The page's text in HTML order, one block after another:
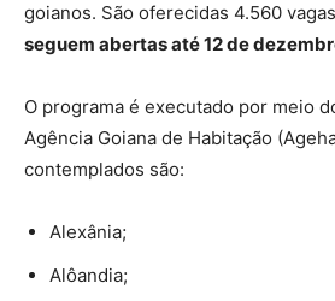
goianos. São oferecidas 4.560
seguem abertas até 12 de
O programa é executado por meio
Agência Goiana de Habitação
contemplados são:
Alexânia;
Alôandia;